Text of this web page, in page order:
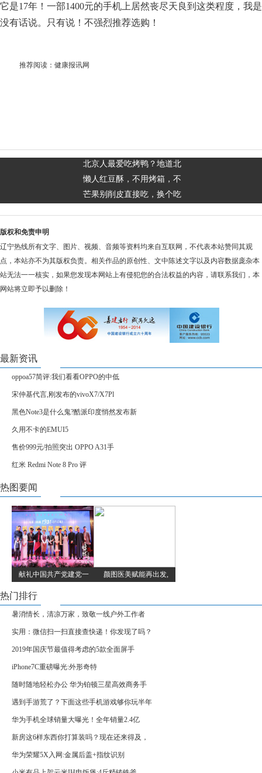
它是17年！一部1400元的手机上居然丧尽天良到这类程度，我是
没有话说。只有说！不强烈推荐选购！
推荐阅读： 健康报讯网
北京人最爱吃烤鸭？地道北
懒人红豆酥，不用烤箱，不
芒果别削皮直接吃，换个吃
版权和免责申明
辽宁热线所有文字、图片、视频、音频等资料均来自互联网，不代表本站赞同其观
点，本站亦不为其版权负责。相关作品的原创性、文中陈述文字以及内容数据庞杂本
站无法一一核实，如果您发现本网站上有侵犯您的合法权益的内容，请联系我们，本
网站将立即予以删除！
最新资讯
oppoa57简评:我们看看OPPO的中低
宋仲基代言,刚发布的vivoX7/X7Pl
黑色Note3是什么鬼?酷派印度悄然发布新
久用不卡的EMUI5
售价999元/拍照突出 OPPO A31手
红米 Redmi Note 8 Pro 评
热图要闻
献礼中国共产党建党一 颜图医美赋能再出发,
热门排行
暑消情长，清凉万家，致敬一线户外工作者
实用：微信扫一扫直接查快递！你发现了吗？
2019年国庆节最值得考虑的5款全面屏手
iPhone7C重磅曝光:外形奇特
随时随地轻松办公 华为铂顿三星高效商务手
遇到手游荒了？下面这些手机游戏够你玩半年
华为手机全球销量大曝光！全年销量2.4亿
新房这6样东西你打算装吗？现在还来得及，
华为荣耀5X入网:金属后盖+指纹识别